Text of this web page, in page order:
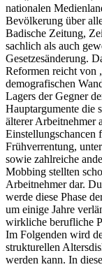
nationalen
Bevölkerung über
Badische Zeitung,
sachlich als auch
Gesetzesänderung.
Reformen reicht von
demografischen
Lagers der Gegner
Hauptargumente die
älterer Arbeitnehmer
Einstellungschancen
Frühverrentung,
sowie zahlreiche
Mobbing stellten
Arbeitnehmer dar.
werde diese Phase
um einige Jahre
wirkliche berufliche
Im Folgenden wird
strukturellen
werden kann. In